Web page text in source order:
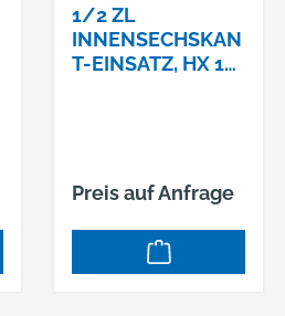
1/2 ZL
INNENSECHSKAN
T-EINSATZ, HX 14
Preis auf Anfrage